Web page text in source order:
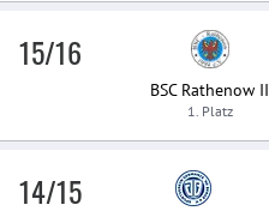
15/16
BSC Rathenow II
1. Platz
14/15